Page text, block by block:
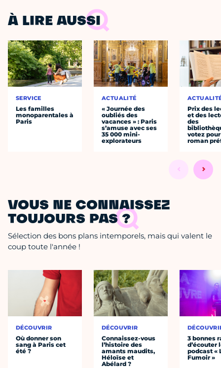
À LIRE AUSSI
SERVICE
Les familles
monoparentales à
Paris
ACTUALITÉ
« Journée des
oubliés des
vacances » : Paris
s’amuse avec ses
35 000 mini-
explorateurs
Prix des
et des
des
votez
roman
VOUS NE CONNAISSEZ
TOUJOURS PAS ?
Sélection des bons plans intemporels, mais qui valent le
coup toute l'année !
DÉCOUVRIR
Où donner son
sang à Paris cet
été ?
DÉCOUVRIR
Connaissez-vous
l’histoire des
amants maudits,
Héloïse et
Abélard ?
3 bonnes
d’écouter
podcast «
Fumoir »